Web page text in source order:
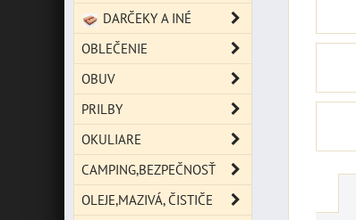
DARČEKY A INÉ
OBLEČENIE
OBUV
PRILBY
OKULIARE
CAMPING,BEZPEČNOSŤ
OLEJE,MAZIVÁ, ČISTIČE